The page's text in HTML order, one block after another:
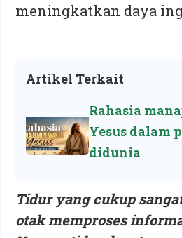
meningkatkan daya
Artikel Terkait
Rahasia
Yesus dalam
didunia
Tidur yang cukup
otak memproses